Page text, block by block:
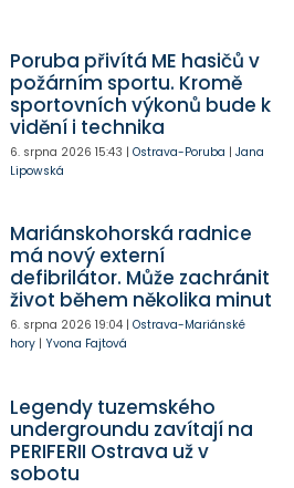
Poruba přivítá ME hasičů v
požárním sportu. Kromě
sportovních výkonů bude k
vidění i technika
6. srpna 2026 15:43 | Ostrava-Poruba | Jana
Lipowská
Mariánskohorská radnice
má nový externí
defibrilátor. Může zachránit
život během několika minut
6. srpna 2026 19:04| Ostrava-Mariánské
hory| Yvona Fajtová
Legendy tuzemského
undergroundu zavítají na
PERIFERII Ostrava už v
sobotu